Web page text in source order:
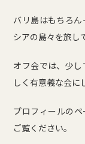
バリ島はもちろ
シアの島々を旅し
オフ会では、少
しく有意義な会に
プロフィールの
ご覧ください。